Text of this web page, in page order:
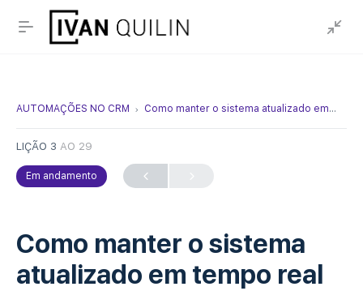
AUTOMAÇÕES NO CRM Como manter o sistema atualizado em tempo real
LIÇÃO 3 AO 29
Em andamento
Como manter o sistema
atualizado em tempo real